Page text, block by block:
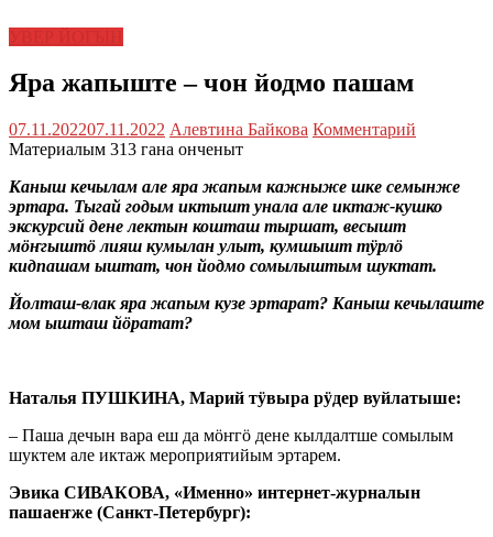
Яра жапыште – чон йодмо пашам
07.11.202207.11.2022 Алевтина Байкова Комментарий
Материалым 313 гана онченыт
Каныш кечылам але яра жапым кажныже шке семынже
эртара. Тыгай годым иктышт унала але иктаж-кушко
экскурсий дене лектын кошташ тыршат, весышт
мӧҥгыштӧ лияш кумылан улыт, кумшышт тӱрлӧ
кидпашам ыштат, чон йодмо сомылыштым шуктат.
Йолташ-влак яра жапым кузе эртарат? Каныш кечылаште
мом ышташ йӧратат?
Наталья ПУШКИНА, Марий тӱвыра рӱдер вуйлатыше:
– Паша дечын вара еш да мӧҥгӧ дене кылдалтше сомылым
шуктем але иктаж мероприятийым эртарем.
Эвика СИВАКОВА, «Именно» интернет-журналын
пашаеҥже (Санкт-Петербург):